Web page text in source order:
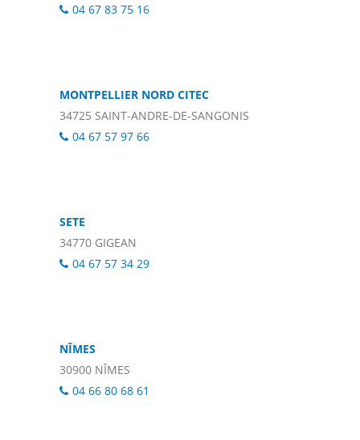
04 67 83 75 16
MONTPELLIER NORD CITEC
34725 SAINT-ANDRE-DE-SANGONIS
04 67 57 97 66
SETE
34770 GIGEAN
04 67 57 34 29
NÎMES
30900 NÎMES
04 66 80 68 61